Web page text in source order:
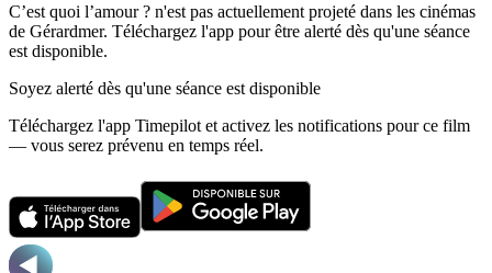
C’est quoi l’amour ? n'est pas actuellement projeté dans les cinémas
de Gérardmer. Téléchargez l'app pour être alerté dès qu'une séance
est disponible.
Soyez alerté dès qu'une séance est disponible
Téléchargez l'app Timepilot et activez les notifications pour ce film
— vous serez prévenu en temps réel.